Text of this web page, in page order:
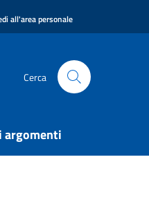
all'area personale
Cerca
argomenti